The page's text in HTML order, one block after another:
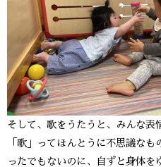
そして、歌をうたうと、みんな表
「歌」ってほんとうに不思議な
ったでもないのに、自ずと身体を